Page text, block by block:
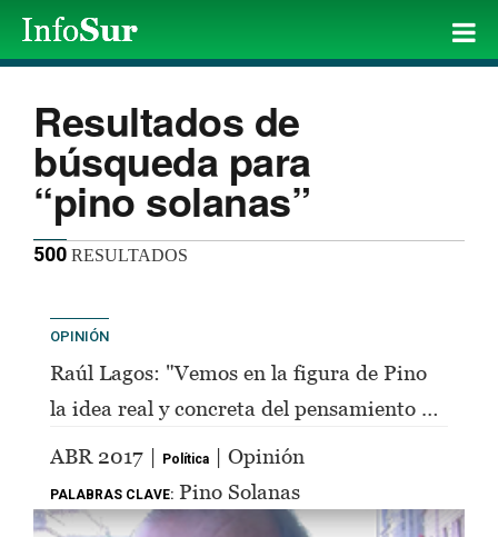
Resultados de
búsqueda para
“pino solanas”
500 RESULTADOS
OPINIÓN
Raúl Lagos: "Vemos en la figura de Pino
la idea real y concreta del pensamiento de
Perón"
ABR 2017 | Política | Opinión
PALABRAS CLAVE: Pino Solanas